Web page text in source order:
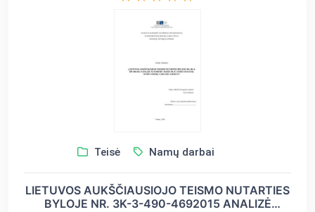
Teisė Namų darbai
LIETUVOS AUKŠČIAUSIOJO TEISMO NUTARTIES
BYLOJE NR. 3K-3-490-4692015 ANALIZĖ